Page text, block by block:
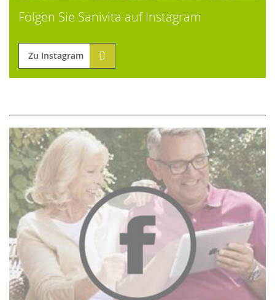
Folgen Sie Sanivita auf Instagram
Zu Instagram